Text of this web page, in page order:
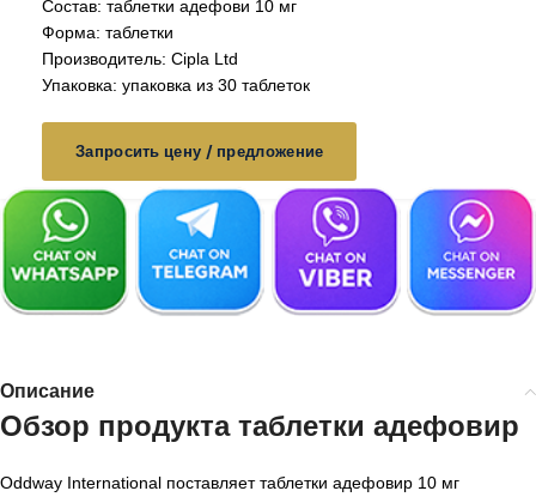
Состав: таблетки адефови 10 мг
Форма: таблетки
Производитель: Cipla Ltd
Упаковка: упаковка из 30 таблеток
Запросить цену / предложение
Описание
Обзор продукта таблетки адефовир
Oddway International поставляет таблетки адефовир 10 мг